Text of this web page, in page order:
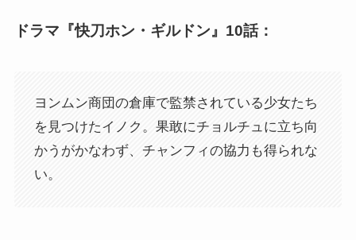
ドラマ『快刀ホン・ギルドン』10話：
ヨンムン商団の倉庫で監禁されている少女たち
を見つけたイノク。果敢にチョルチュに立ち向
かうがかなわず、チャンフィの協力も得られな
い。